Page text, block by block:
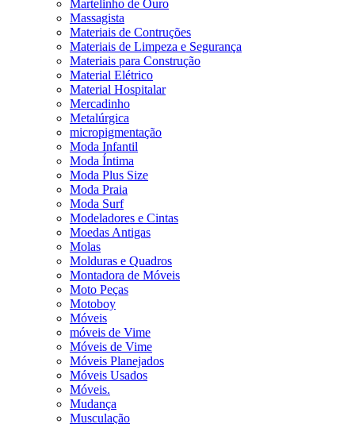
Martelinho de Ouro
Massagista
Materiais de Contruções
Materiais de Limpeza e Segurança
Materiais para Construção
Material Elétrico
Material Hospitalar
Mercadinho
Metalúrgica
micropigmentação
Moda Infantil
Moda Íntima
Moda Plus Size
Moda Praia
Moda Surf
Modeladores e Cintas
Moedas Antigas
Molas
Molduras e Quadros
Montadora de Móveis
Moto Peças
Motoboy
Móveis
móveis de Vime
Móveis de Vime
Móveis Planejados
Móveis Usados
Móveis.
Mudança
Musculação